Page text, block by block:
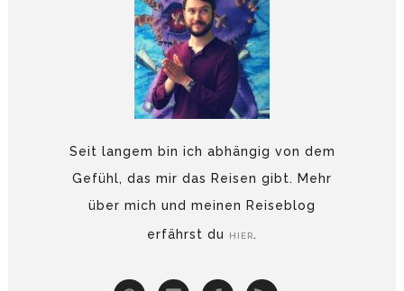
Seit langem bin ich abhängig von dem
Gefühl, das mir das Reisen gibt. Mehr
über mich und meinen Reiseblog
erfährst du
HIER.